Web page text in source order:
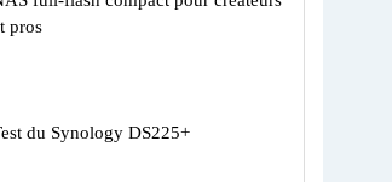
pros
du Synology DS225+